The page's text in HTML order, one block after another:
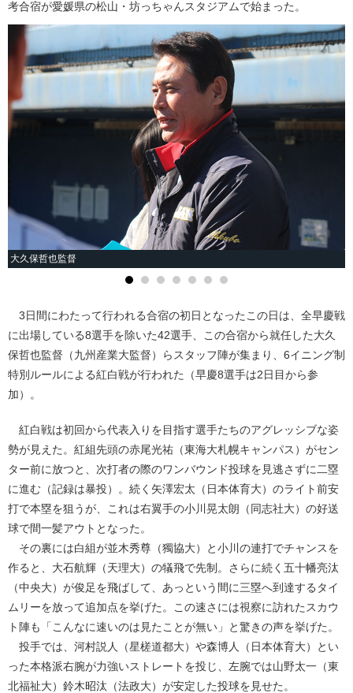
考合宿が愛媛県の松山・坊っちゃんスタジアムで始まった。
大久保哲也監督
3日間にわたって行われる合宿の初日となったこの日は、全早慶戦
に出場している8選手を除いた42選手、この合宿から就任した大久
保哲也監督（九州産業大監督）らスタッフ陣が集まり、6イニング制
特別ルールによる紅白戦が行われた（早慶8選手は2日目から参
加）。
紅白戦は初回から代表入りを目指す選手たちのアグレッシブな姿
勢が見えた。紅組先頭の赤尾光祐（東海大札幌キャンパス）がセン
ター前に放つと、次打者の際のワンバウンド投球を見逃さずに二塁
に進む（記録は暴投）。続く矢澤宏太（日本体育大）のライト前安
打で本塁を狙うが、これは右翼手の小川晃太朗（同志社大）の好送
球で間一髪アウトとなった。
その裏には白組が並木秀尊（獨協大）と小川の連打でチャンスを
作ると、大石航輝（天理大）の犠飛で先制。さらに続く五十幡亮汰
（中央大）が俊足を飛ばして、あっという間に三塁へ到達するタイ
ムリーを放って追加点を挙げた。この速さには視察に訪れたスカウ
ト陣も「こんなに速いのは見たことが無い」と驚きの声を挙げた。
投手では、河村説人（星槎道都大）や森博人（日本体育大）とい
った本格派右腕が力強いストレートを投じ、左腕では山野太一（東
北福祉大）鈴木昭汰（法政大）が安定した投球を見せた。